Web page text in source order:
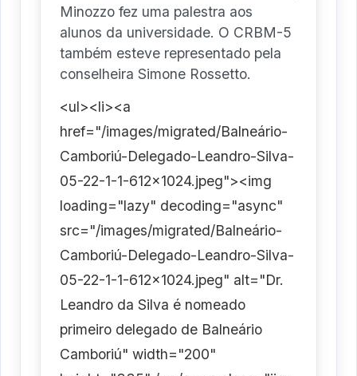
Minozzo fez uma palestra aos
alunos da universidade. O CRBM-5
também esteve representado pela
conselheira Simone Rossetto.
<ul><li><a
href="/images/migrated/Balneário-
Camboriú-Delegado-Leandro-Silva-
05-22-1-1-612x1024.jpeg"><img
loading="lazy" decoding="async"
src="/images/migrated/Balneário-
Camboriú-Delegado-Leandro-Silva-
05-22-1-1-612x1024.jpeg" alt="Dr.
Leandro da Silva é nomeado
primeiro delegado de Balneário
Camboriú" width="200"